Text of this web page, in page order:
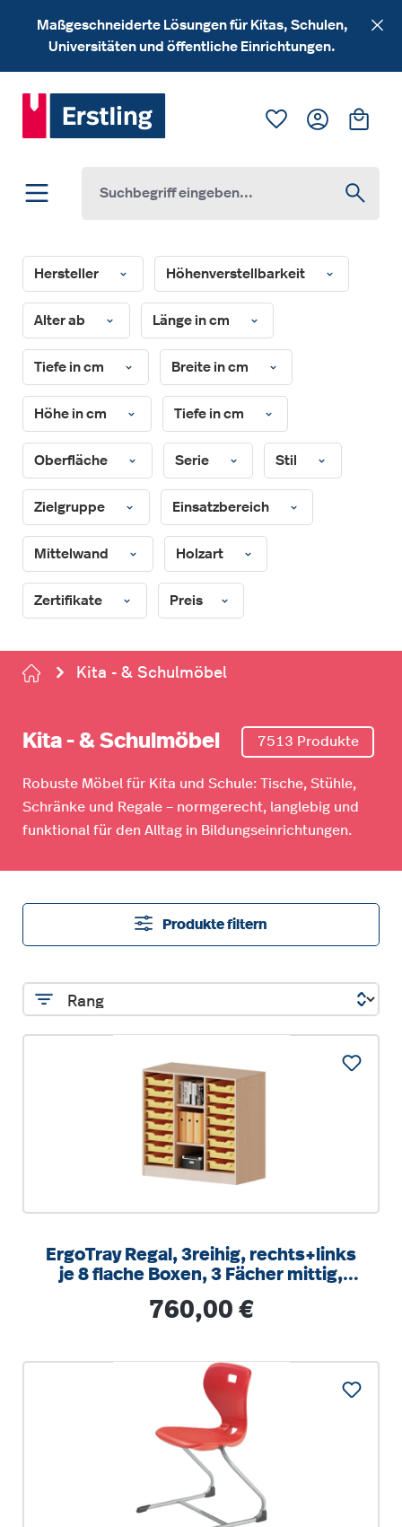
Zum Hauptinhalt springen
Maßgeschneiderte Lösungen für Kitas, Schulen,
Universitäten und öffentliche Einrichtungen.
Du hast 0
Hersteller Höhenverstellbarkeit
Alter ab Länge in cm
Tiefe in cm Breite in cm
Höhe in cm Tiefe in cm
Oberfläche Serie Stil
Zielgruppe Einsatzbereich
Mittelwand Holzart
Zertifikate Preis
Kita - & Schulmöbel
Kita - & Schulmöbel 7513 Produkte
Robuste Möbel für Kita und Schule: Tische, Stühle,
Schränke und Regale – normgerecht, langlebig und
funktional für den Alltag in Bildungseinrichtungen.
Produkte filtern
ErgoTray Regal, 3reihig, rechts+links
je 8 flache Boxen, 3 Fächer mittig,
Regulärer Preis:
760,00 €